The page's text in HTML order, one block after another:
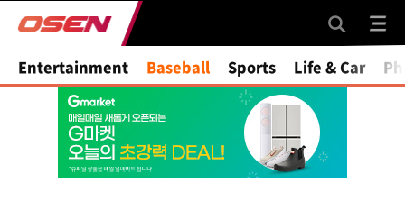
Mute
Entertainment Baseball Sports Life & Car